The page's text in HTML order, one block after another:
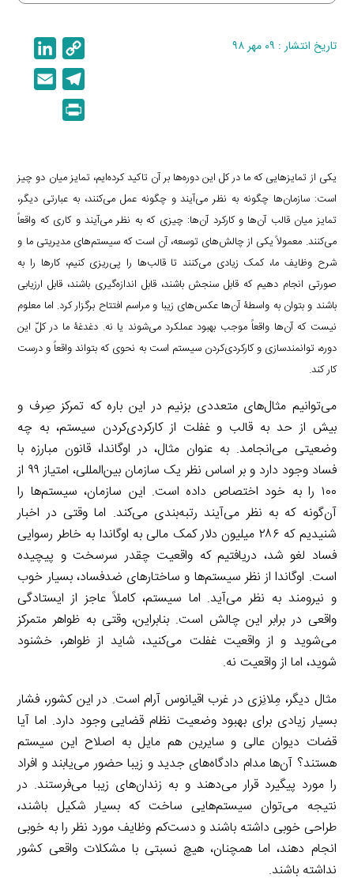
تاریخ انتشار : ۰۹ مهر ۹۸
o
p
y
n
k
i
n
I
n
e
l
r
n
t
یکی از تمایزهایی که ما در کل این دوره‌ها بر آن تاکید کرده‌ایم، تمایز میان دو چیز
است: سازمان‌ها چگونه به نظر می‌آیند و چگونه عمل می‌کنند، به عبارتی دیگر،
تمایز میان قالب آن‌ها و کارکرد آن‌ها: چیزی که به نظر می‌آیند و کاری که واقعاً
می‌کنند. معمولاً یکی از چالش‌های توسعه، آن است که سیستم‌های مدیریتی ما و
شرح وظایف ما، کمک زیادی می‌کنند تا قالب‌ها را پی‌ریزی کنیم، کارها را به
صورتی انجام دهیم که قابل سنجش باشند، قابل اندازه‌گیری باشند، قابل ارزیابی
باشند و بتوان به واسطۀ آن‌ها عکس‌های زیبا و مراسم افتتاح برگزار کرد. اما معلوم
نیست که آن‌ها واقعاً موجب بهبود عملکرد می‌شوند یا نه. دغدغۀ ما در کلّ این
دوره، توانمندسازی و کارکردی‌کردن سیستم است به نحوی که بتواند واقعاً و درست
کار کند.
می‌توانیم مثال‌های متعددی بزنیم در این باره که تمرکز صِرف و
بیش از حد به قالب و غفلت از کارکردی‌کردن سیستم، به چه
وضعیتی می‌انجامد. به عنوان مثال، در اوگاندا، قانون مبارزه با
فساد وجود دارد و بر اساس نظر یک سازمان بین‌المللی، امتیاز ۹۹ از
۱۰۰ را به خود اختصاص داده است. این سازمان، سیستم‌ها را
آن‌گونه که به نظر می‌آیند رتبه‌بندی می‌کند. اما وقتی در اخبار
شنیدیم که ۲۸۶ میلیون دلار کمک مالی به اوگاندا به خاطر رسوایی
فساد لغو شد، دریافتیم که واقعیت چقدر سرسخت و پیچیده
است. اوگاندا از نظر سیستم‌ها و ساختارهای ضدفساد، بسیار خوب
و نیرومند به نظر می‌آید. اما سیستم، کاملاً عاجز از ایستادگی
واقعی در برابر این چالش است. بنابراین، وقتی به ظواهر متمرکز
می‌شوید و از واقعیت غفلت می‌کنید، شاید از ظواهر، خشنود
شوید، اما از واقعیت نه.
مثال دیگر، مِلانِزی در غرب اقیانوس آرام است. در این کشور، فشار
بسیار زیادی برای بهبود وضعیت نظام قضایی وجود دارد. اما آیا
قضات دیوان عالی و سایرین هم مایل به اصلاح این سیستم
هستند؟ آن‌ها مدام دادگاه‌های جدید و زیبا حضور می‌یابند و افراد
را مورد پیگیرد قرار می‌دهند و به زندان‌های زیبا می‌فرستند. در
نتیجه می‌توان سیستم‌هایی ساخت که بسیار شکیل باشند،
طراحی خوبی داشته باشند و دست‌کم وظایف مورد نظر را به خوبی
انجام دهند، اما همچنان، هیچ نسبتی با مشکلات واقعی کشور
نداشته باشند.